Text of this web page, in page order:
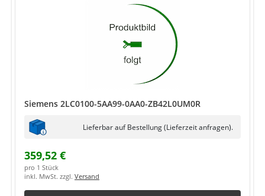
Siemens 2LC0100-5AA99-0AA0-ZB42L0UM0R
Lieferbar auf Bestellung (Lieferzeit anfragen).
359,52 €
pro 1 Stück
inkl. MwSt. zzgl. Versand